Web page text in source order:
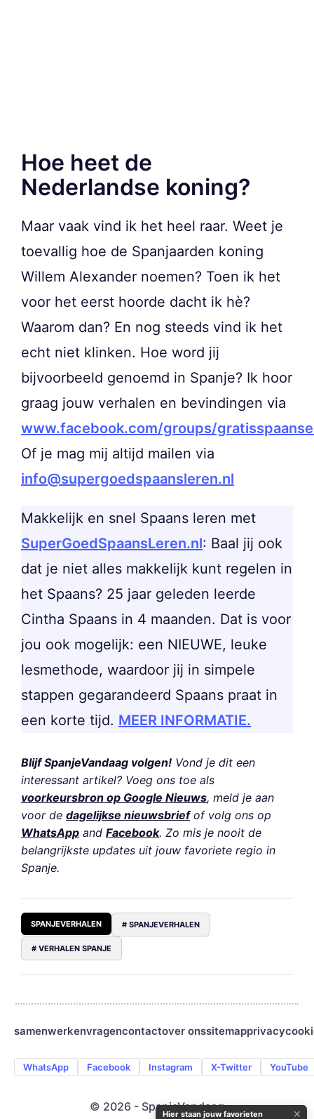
Hoe heet de
Nederlandse koning?
Maar vaak vind ik het heel raar. Weet je
toevallig hoe de Spanjaarden koning
Willem Alexander noemen? Toen ik het
voor het eerst hoorde dacht ik hè?
Waarom dan? En nog steeds vind ik het
echt niet klinken. Hoe word jij
bijvoorbeeld genoemd in Spanje? Ik hoor
graag jouw verhalen en bevindingen via
www.facebook.com/groups/
Of je mag mij altijd mailen via
info@supergoedspaansleren.nl
Makkelijk en snel Spaans leren met
SuperGoedSpaansLeren.nl: Baal jij ook
dat je niet alles makkelijk kunt regelen in
het Spaans? 25 jaar geleden leerde
Cintha Spaans in 4 maanden. Dat is voor
jou ook mogelijk: een NIEUWE, leuke
lesmethode, waardoor jij in simpele
stappen gegarandeerd Spaans praat in
een korte tijd. MEER INFORMATIE.
Blijf SpanjeVandaag volgen! Vond je dit een
interessant artikel? Voeg ons toe als
voorkeursbron op Google Nieuws, meld je aan
voor de dagelijkse nieuwsbriefof volg ons op
WhatsApp and Facebook. Zo mis je nooit de
belangrijkste updates uit jouw favoriete regio in
Spanje.
SPANJEVERHALEN # SPANJEVERHALEN
# VERHALEN SPANJE
samenwerkenvragencontactover onssitemapprivacy
WhatsApp Facebook Instagram X-Twitter YouTube
© 2026 - SpanjeVandaag
Hier staan jouw favorieten ✕